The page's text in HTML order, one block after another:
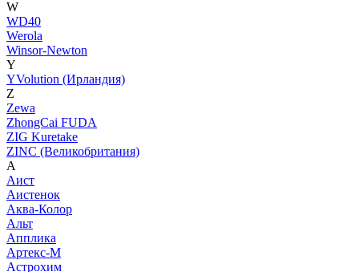
W
WD40
Werola
Winsor-Newton
Y
YVolution (Ирландия)
Z
Zewa
ZhongCai FUDA
ZIG Kuretake
ZINC (Великобритания)
А
Аист
Аистенок
Аква-Колор
Альт
Апплика
Артекс-М
Астрохим